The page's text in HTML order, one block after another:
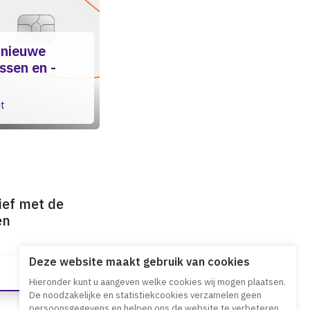
en -
met de
Deze website maakt gebruik van cookies
Hieronder kunt u aangeven welke cookies wij mogen plaatsen.
De noodzakelijke en statistiekcookies verzamelen geen